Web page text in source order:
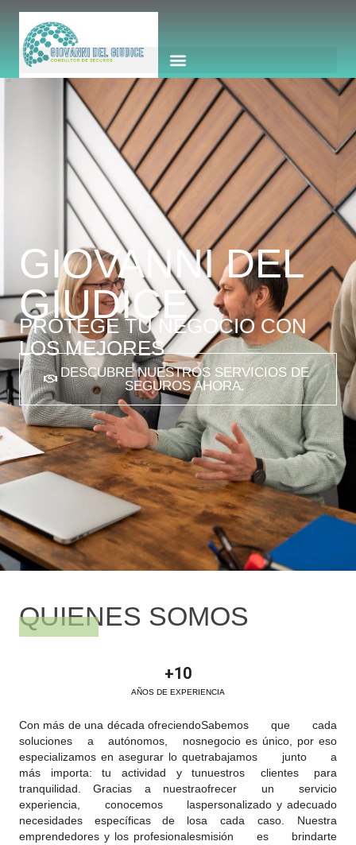
GIOVANNI DEL
GIUDICE
PROTEGE TU NEGOCIO CON
LOS MEJORES
DESCUBRE NUESTROS SERVICIOS DE
SEGUROS AHORA.
QUIENES SOMOS
AÑOS DE EXPERIENCIA
+10
Con más de una década ofreciendo
soluciones a autónomos, nos
especializamos en asegurar lo que
más importa: tu actividad y tu
tranquilidad. Gracias a nuestra
experiencia, conocemos las
necesidades específicas de los
emprendedores y los profesionales
Sabemos que cada
negocio es único, por eso
trabajamos junto a
nuestros clientes para
ofrecer un servicio
personalizado y adecuado
a cada caso. Nuestra
misión es brindarte